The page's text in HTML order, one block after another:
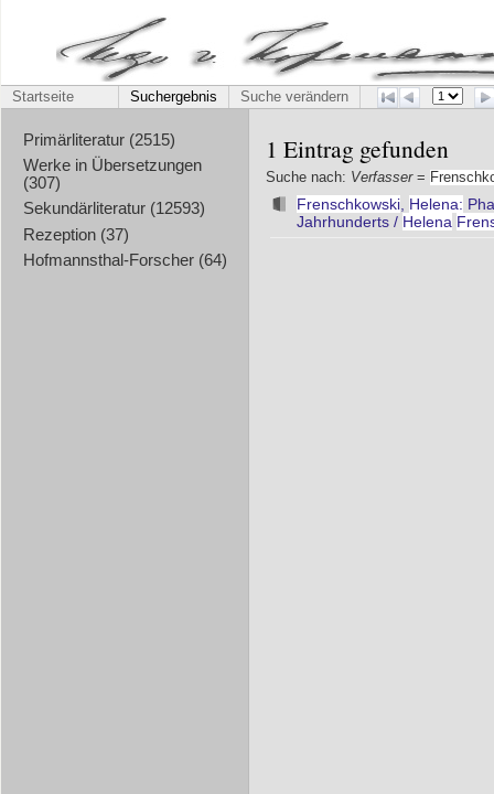
Startseite Suchergebnis Suche verändern
Primärliteratur (2515)
Werke in Übersetzungen
(307)
Sekundärliteratur (12593)
Rezeption (37)
Hofmannsthal-Forscher (64)
1 Eintrag gefunden
Suche nach: Verfasser=
Frenschkowski, Helena:
Jahrhunderts / Helena